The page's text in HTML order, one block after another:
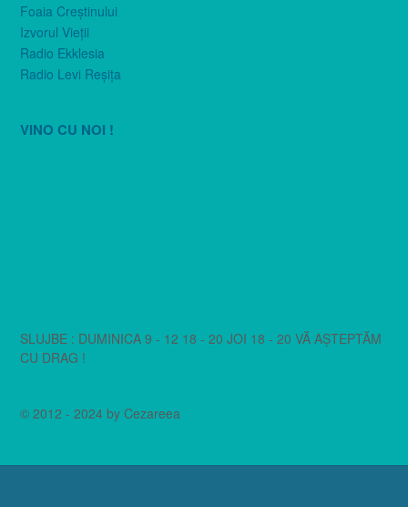
Foaia Creştinului
Izvorul Vieţii
Radio Ekklesia
Radio Levi Reşiţa
VINO CU NOI !
SLUJBE : DUMINICA 9 - 12 18 - 20 JOI 18 - 20 VĂ AȘTEPTĂM
CU DRAG !
© 2012 - 2024 by Cezareea